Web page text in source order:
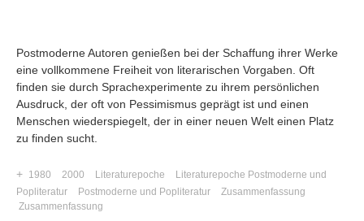
Postmoderne Autoren genießen bei der Schaffung ihrer Werke
eine vollkommene Freiheit von literarischen Vorgaben. Oft
finden sie durch Sprachexperimente zu ihrem persönlichen
Ausdruck, der oft von Pessimismus geprägt ist und einen
Menschen wiederspiegelt, der in einer neuen Welt einen Platz
zu finden sucht.
+ 1980 2000 Literaturepoche
Literaturepoche Postmoderne und
Popliteratur
Postmoderne und Popliteratur
Zusammenfassung
Zusammenfassung